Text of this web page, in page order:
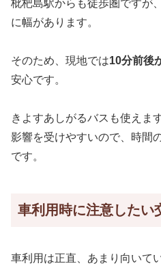
枇杷島駅からも徒歩圏ですが
に幅があります。
そのため、現地では10分前後
安心です。
きよすあしがるバスも使えま
影響を受けやすいので、時間
です。
車利用時に注意したい
車利用は正直、あまり向いて